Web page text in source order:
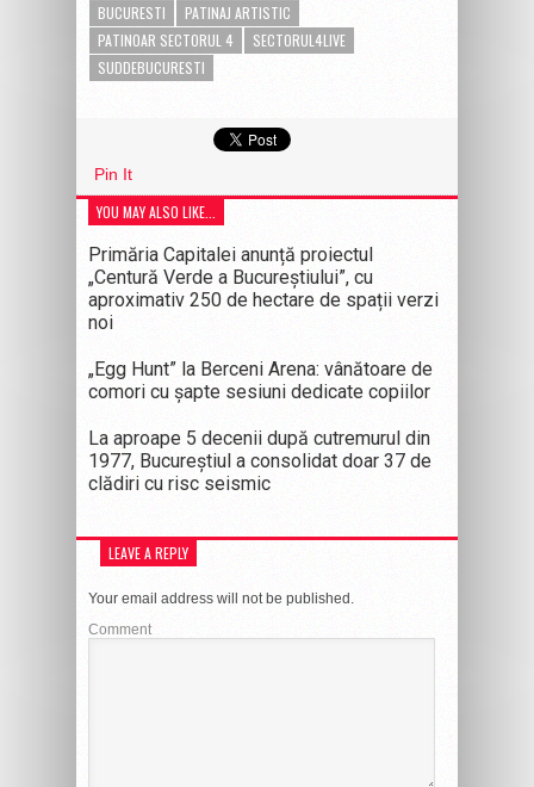
BUCURESTI
PATINAJ ARTISTIC
PATINOAR SECTORUL 4
SECTORUL4LIVE
SUDDEBUCURESTI
Pin It
YOU MAY ALSO LIKE...
Primăria Capitalei anunță proiectul
„Centură Verde a Bucureștiului”, cu
aproximativ 250 de hectare de spații verzi
noi
„Egg Hunt” la Berceni Arena: vânătoare de
comori cu șapte sesiuni dedicate copiilor
La aproape 5 decenii după cutremurul din
1977, Bucureștiul a consolidat doar 37 de
clădiri cu risc seismic
LEAVE A REPLY
Your email address will not be published.
Comment